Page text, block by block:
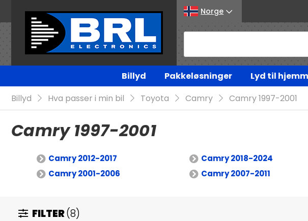
Norge
Billyd Pakkeløsninger Lyd til
Billyd
Hva passer i min bil Toyota Camry Camry 1997-2001
Camry 1997-2001
Camry 2012-2017 Camry 2018-2024
Camry 2001-2006
Camry 2007-2011
FILTER(8)